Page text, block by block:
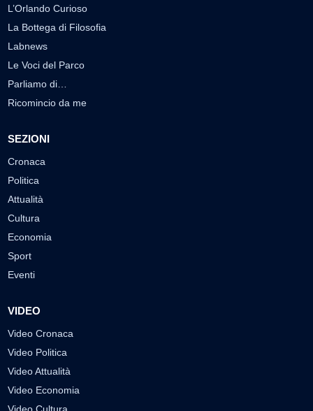
L’Orlando Curioso
La Bottega di Filosofia
Labnews
Le Voci del Parco
Parliamo di…
Ricomincio da me
SEZIONI
Cronaca
Politica
Attualità
Cultura
Economia
Sport
Eventi
VIDEO
Video Cronaca
Video Politica
Video Attualità
Video Economia